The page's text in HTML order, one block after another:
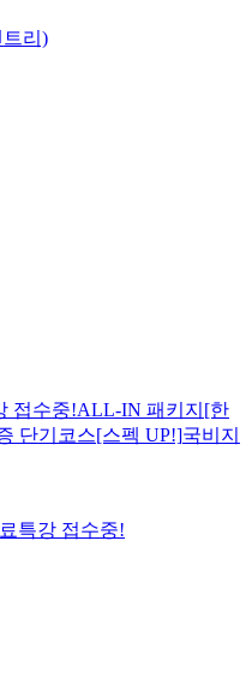
리)
접수중!ALL-IN 패키지[한
단기코스[스펙 UP!]국비지
특강 접수중!